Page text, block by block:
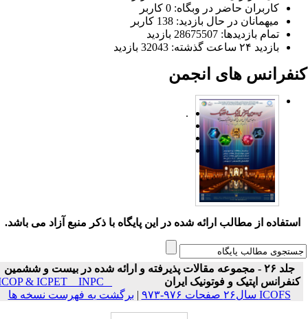
کاربران حاضر در وبگاه: 0 کاربر
میهمانان در حال بازدید: 138 کاربر
تمام بازدید‌ها: 28675507 بازدید
بازدید ۲۴ ساعت گذشته: 32043 بازدید
های انجمن
.
استفاده از مطالب ارائه شده در این پایگاه با ذکر منبع آزاد می باشد.
جلد ۲۶ - مجموعه مقالات پذیرفته و ارائه شده در بیست و ششمین
کنفرانس اپتیک و فوتونیک ایران
ICOP & ICPET _ INPC _
ICOFS سال۲۶ صفحات ۹۷۶-۹۷۳
|برگشت به فهرست نسخه ها